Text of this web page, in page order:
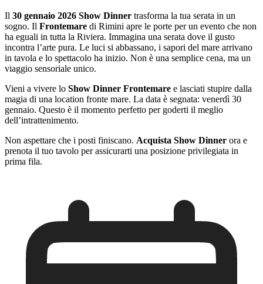
Il 30 gennaio 2026 Show Dinner trasforma la tua serata in un
sogno. Il Frontemare di Rimini apre le porte per un evento che non
ha eguali in tutta la Riviera. Immagina una serata dove il gusto
incontra l’arte pura. Le luci si abbassano, i sapori del mare arrivano
in tavola e lo spettacolo ha inizio. Non è una semplice cena, ma un
viaggio sensoriale unico.
Vieni a vivere lo Show Dinner Frontemare e lasciati stupire dalla
magia di una location fronte mare. La data è segnata: venerdì 30
gennaio. Questo è il momento perfetto per goderti il meglio
dell’intrattenimento.
Non aspettare che i posti finiscano. Acquista Show Dinner ora e
prenota il tuo tavolo per assicurarti una posizione privilegiata in
prima fila.